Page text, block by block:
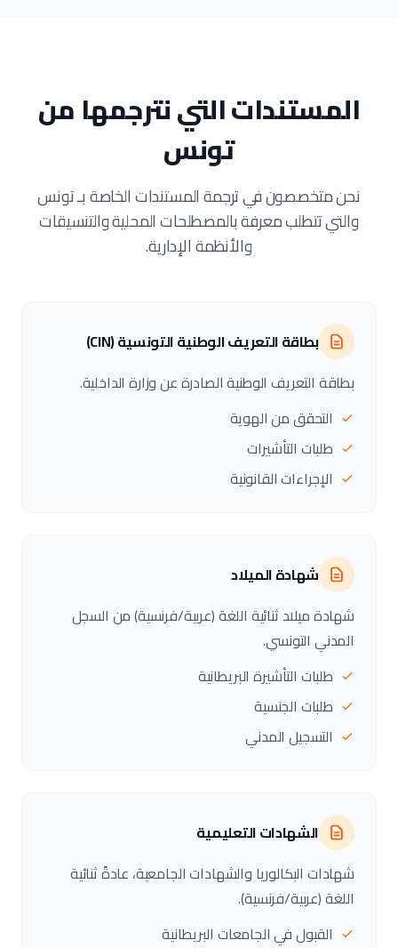
المستندات التي نترجمها من
تونس
نحن متخصصون في ترجمة المستندات الخاصة بـ تونس
والتي تتطلب معرفة بالمصطلحات المحلية والتنسيقات
والأنظمة الإدارية.
بطاقة التعريف الوطنية التونسية (CIN)
بطاقة التعريف الوطنية الصادرة عن وزارة الداخلية.
التحقق من الهوية
طلبات التأشيرات
الإجراءات القانونية
شهادة الميلاد
شهادة ميلاد ثنائية اللغة (عربية/فرنسية) من السجل
المدني التونسي.
طلبات التأشيرة البريطانية
طلبات الجنسية
التسجيل المدني
الشهادات التعليمية
شهادات البكالوريا والشهادات الجامعية، عادةً ثنائية
اللغة (عربية/فرنسية).
القبول في الجامعات البريطانية